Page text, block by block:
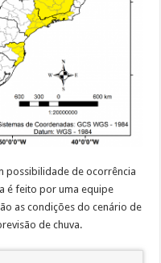
possibilidade de ocorrência
é feito por uma equipe
as condições do cenário de
de chuva.